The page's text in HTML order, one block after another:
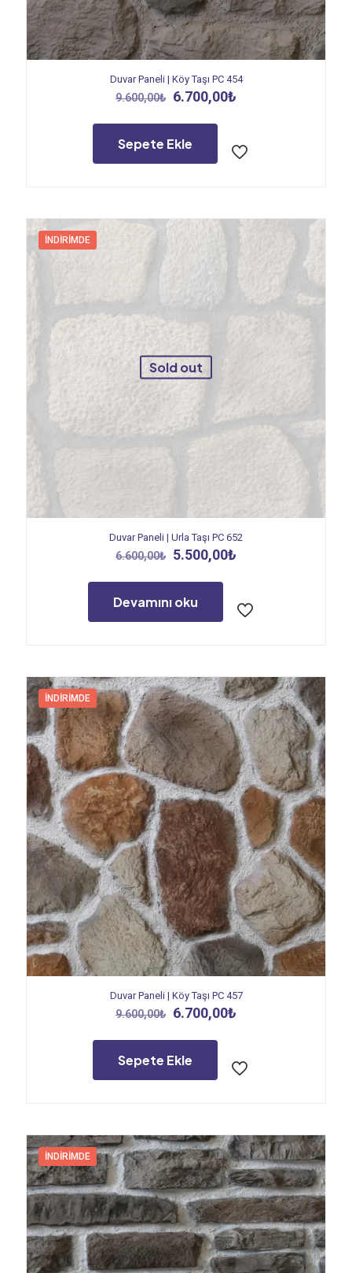
Duvar Paneli | Köy Taşı PC 454
9.600,00₺ Orijinal
9.600,00₺.
6.700,00₺
Sepete Ekle
İNDIRIMDE
Sold out
Duvar Paneli | Urla Taşı PC 652
6.600,00₺ Orijinal
6.600,00₺.
5.500,00₺
Devamını oku
İNDIRIMDE
Duvar Paneli | Köy Taşı PC 457
9.600,00₺ Orijinal
9.600,00₺.
6.700,00₺
Sepete Ekle
İNDIRIMDE